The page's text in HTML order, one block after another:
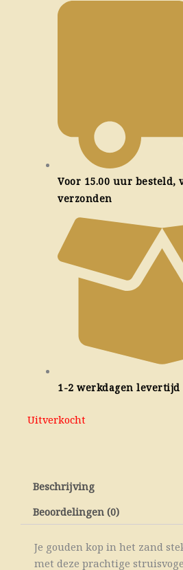
Voor 15.00 uur besteld,
verzonden
1-2 werkdagen levertijd
Uitverkocht
Beschrijving
Beoordelingen (0)
Je gouden kop in het zand
met deze prachtige